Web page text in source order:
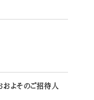
およそのご招待人